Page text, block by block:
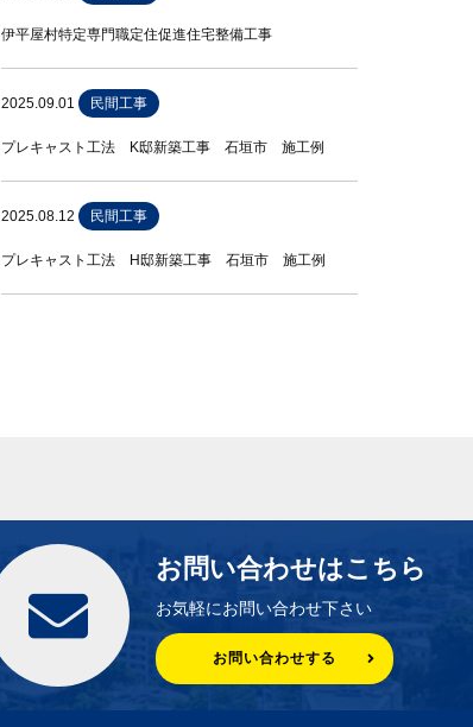
伊平屋村特定専門職定住促進住宅整備工事
2025.09.01 民間工事
プレキャスト工法 K邸新築工事 石垣市 施工例
2025.08.12 民間工事
プレキャスト工法 H邸新築工事 石垣市 施工例
お問い合わせはこちら
お気軽にお問い合わせ下さい
お問い合わせする